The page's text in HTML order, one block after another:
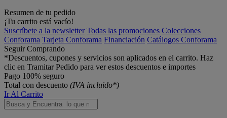
Resumen de tu pedido
¡Tu carrito está vacío!
Suscríbete a la newsletter Todas las promociones Colecciones
Conforama Tarjeta Conforama Financiación Catálogos Conforama
Seguir Comprando
*Descuentos, cupones y servicios son aplicados en el carrito. Haz
clic en Tramitar Pedido para ver estos descuentos e importes
Pago 100% seguro
Total con descuento (IVA incluido*)
Ir Al Carrito